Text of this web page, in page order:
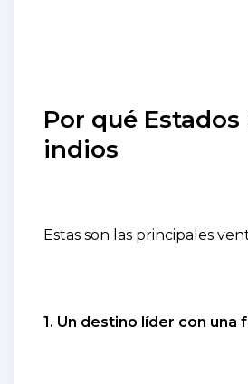
Por qué
indios
Estas son las principales
1. Un destino líder con